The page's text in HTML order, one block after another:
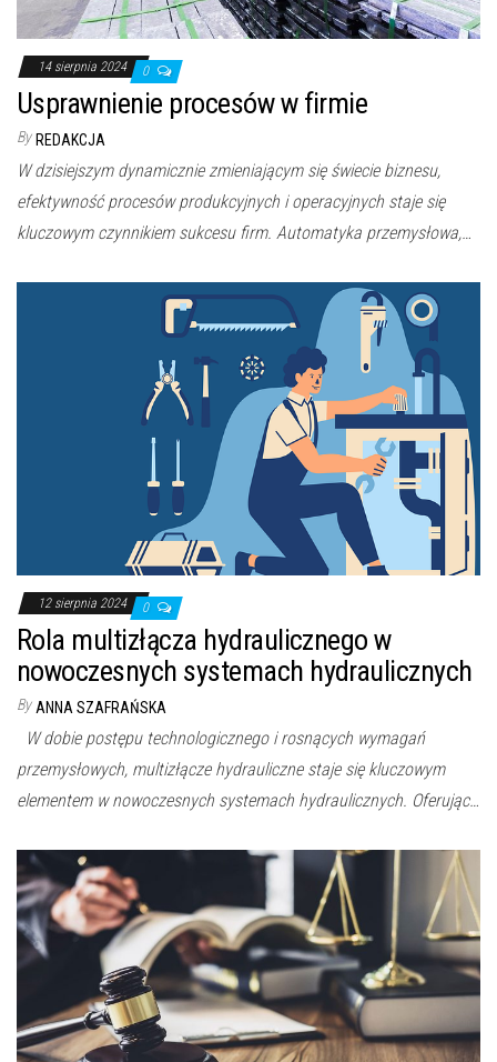
14 sierpnia 2024 0
Usprawnienie procesów w firmie
By REDAKCJA
W dzisiejszym dynamicznie zmieniającym się świecie biznesu,
efektywność procesów produkcyjnych i operacyjnych staje się
kluczowym czynnikiem sukcesu firm. Automatyka przemysłowa,…
12 sierpnia 2024 0
Rola multizłącza hydraulicznego w
nowoczesnych systemach hydraulicznych
By ANNA SZAFRAŃSKA
W dobie postępu technologicznego i rosnących wymagań
przemysłowych, multizłącze hydrauliczne staje się kluczowym
elementem w nowoczesnych systemach hydraulicznych. Oferując…